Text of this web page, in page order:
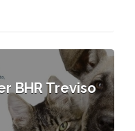
BHR Treviso